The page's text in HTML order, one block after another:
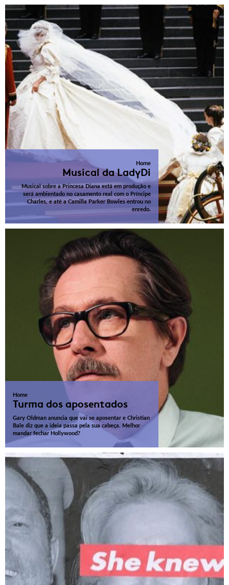
Home
Musical da LadyDi
Musical sobre a Princesa Diana está em produção e
será ambientado no casamento real com o Príncipe
Charles, e até a Camilla Parker Bowles entrou no
enredo.
Home
Turma dos aposentados
Gary Oldman anuncia que vai se aposentar e Christian
Bale diz que a ideia passa pela sua cabeça. Melhor
mandar fechar Hollywood?